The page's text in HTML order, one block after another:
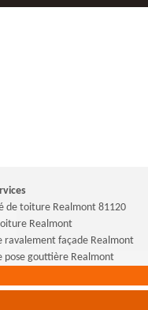
de toiture Realmont 81120
Realmont
ravalement façade Realmont
pose gouttière Realmont